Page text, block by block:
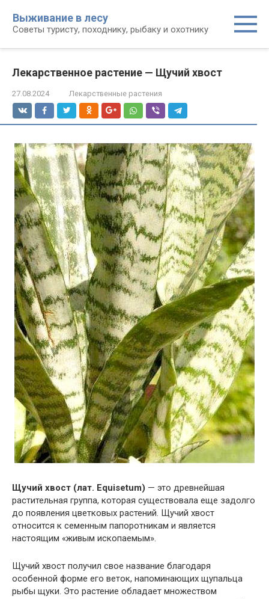
контенту
Выживание в лесу
Советы туристу, походнику, рыбаку и охотнику
Лекарственное растение — Щучий хвост
27.08.2024 Лекарственные растения
Щучий хвост (лат. Equisetum) — это древнейшая
растительная группа, которая существовала еще задолго
до появления цветковых растений. Щучий хвост
относится к семенным папоротникам и является
настоящим «живым ископаемым».
Щучий хвост получил свое название благодаря
особенной форме его веток, напоминающих щупальца
рыбы щуки. Это растение обладает множеством